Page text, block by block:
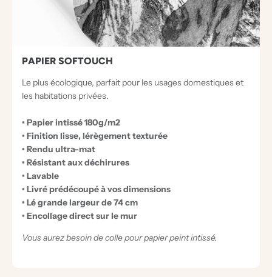
O
N
N
PAPIER SOFTOUCH
Le plus écologique, parfait pour les usages domestiques et
les habitations privées.
• Papier intissé 180g/m2
• Finition lisse, lérègement texturée
• Rendu ultra-mat
• Résistant aux déchirures
• Lavable
• Livré prédécoupé à vos dimensions
• Lé grande largeur de 74 cm
• Encollage direct sur le mur
Vous aurez besoin de colle pour papier peint intissé.